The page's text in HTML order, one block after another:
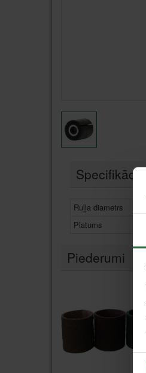
Specifikācija
Ruļļa diametrs
Platums
Piederumi